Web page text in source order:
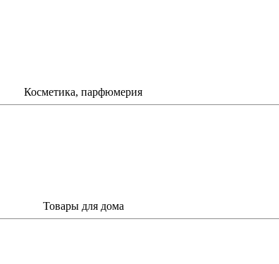
Косметика, парфюмерия
Товары для дома